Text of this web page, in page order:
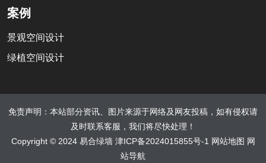
案例
景观空间设计
绿植空间设计
免责声明：本站部分资讯、图片来源于网络及网友投稿，如有侵权请
及时联系客服，我们将尽快处理！
Copyright © 2024 易合绿墙 津ICP备2024015855号-1 网站地图 网
站导航